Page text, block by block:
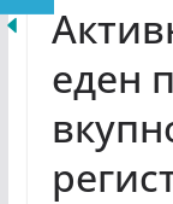
еден